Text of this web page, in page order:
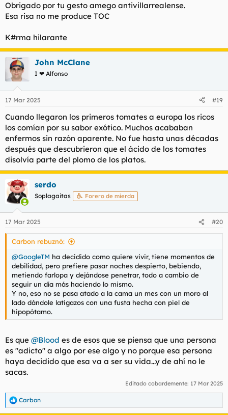
:
Obrigado por tu gesto amego antivillarrealense.
Esa risa no me produce TOC
K#rma hilarante
John McClane
I ❤ Alfonso
17 Mar 2025 #19
Cuando llegaron los primeros tomates a europa los ricos
los comían por su sabor exótico. Muchos acababan
enfermos sin razón aparente. No fue hasta unas décadas
después que descubrieron que el ácido de los tomates
disolvía parte del plomo de los platos.
serdo
Soplagaitas Forero de mierda
17 Mar 2025 #20
Carbon rebuznó:
@GoogleTM ha decidido como quiere vivir, tiene momentos de
debilidad, pero prefiere pasar noches despierto, bebiendo,
metiendo farlopa y dejándose penetrar, todo a cambio de
seguir un día más haciendo lo mismo.
Y no, eso no se pasa atado a la cama un mes con un moro al
lado dándole latigazos con una fusta hecha con piel de
hipopótamo.
Es que @Blood es de esos que se piensa que una persona
es "adicto" a algo por ese algo y no porque esa persona
haya decidido que esa va a ser su vida...y de ahí no le
sacas.
Editado cobardemente: 17 Mar 2025
R
e
Carbon